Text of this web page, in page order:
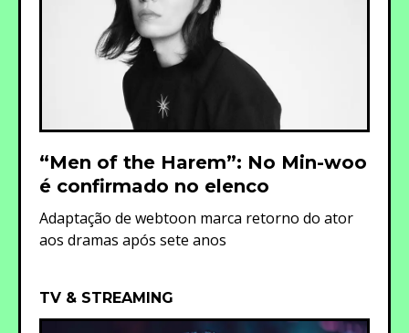
“Men of the Harem”: No Min-woo
é confirmado no elenco
Adaptação de webtoon marca retorno do ator
aos dramas após sete anos
TV & STREAMING